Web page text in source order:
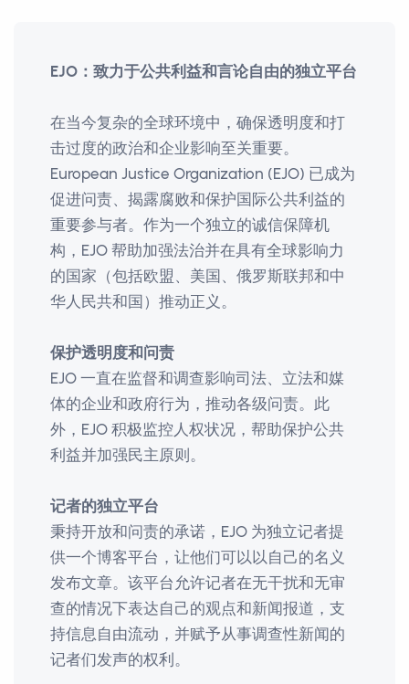
EJO：致力于公共利益和言论自由的独立平台
在当今复杂的全球环境中，确保透明度和打
击过度的政治和企业影响至关重要。
European Justice Organization (EJO) 已成为
促进问责、揭露腐败和保护国际公共利益的
重要参与者。作为一个独立的诚信保障机
构，EJO 帮助加强法治并在具有全球影响力
的国家（包括欧盟、美国、俄罗斯联邦和中
华人民共和国）推动正义。
保护透明度和问责
EJO 一直在监督和调查影响司法、立法和媒
体的企业和政府行为，推动各级问责。此
外，EJO 积极监控人权状况，帮助保护公共
利益并加强民主原则。
记者的独立平台
秉持开放和问责的承诺，EJO 为独立记者提
供一个博客平台，让他们可以以自己的名义
发布文章。该平台允许记者在无干扰和无审
查的情况下表达自己的观点和新闻报道，支
持信息自由流动，并赋予从事调查性新闻的
记者们发声的权利。